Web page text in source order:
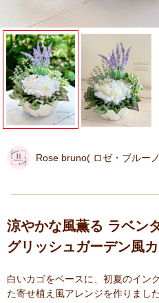
Rose bruno( ロゼ・ブルー
涼やかな風薫る ラベン
グリッシュガーデン風
白いカゴをベースに、初夏のイン
た寄せ植え風アレンジを作りまし